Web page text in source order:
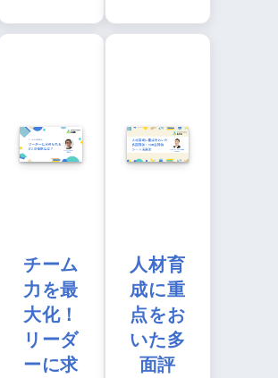
チーム
力を最
大化！
リーダ
ーに求
人材育
成に重
点をお
いた多
面評